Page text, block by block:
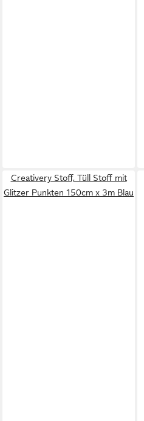
Creativery Stoff, Tüll Stoff mit
Glitzer Punkten 150cm x 3m Blau